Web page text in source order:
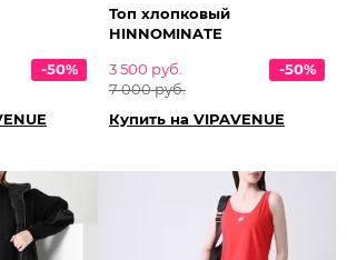
-50%
Топ хлопковый
HINNOMINATE
3 500 руб.
7 000 руб.
-50%
Купить на VIPAVENUE